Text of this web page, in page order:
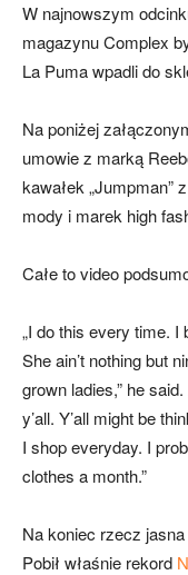
W najnowszym
magazynu Complex
La Puma wpadli do
Na poniżej
umowie z marką
kawałek „Jumpman”
mody i marek high
Całe to video
„I do this every time. I
She ain’t nothing but
grown ladies,” he
y’all. Y’all might be
I shop everyday. I
clothes a month.”
Na koniec rzecz jasna
Pobił właśnie rekord